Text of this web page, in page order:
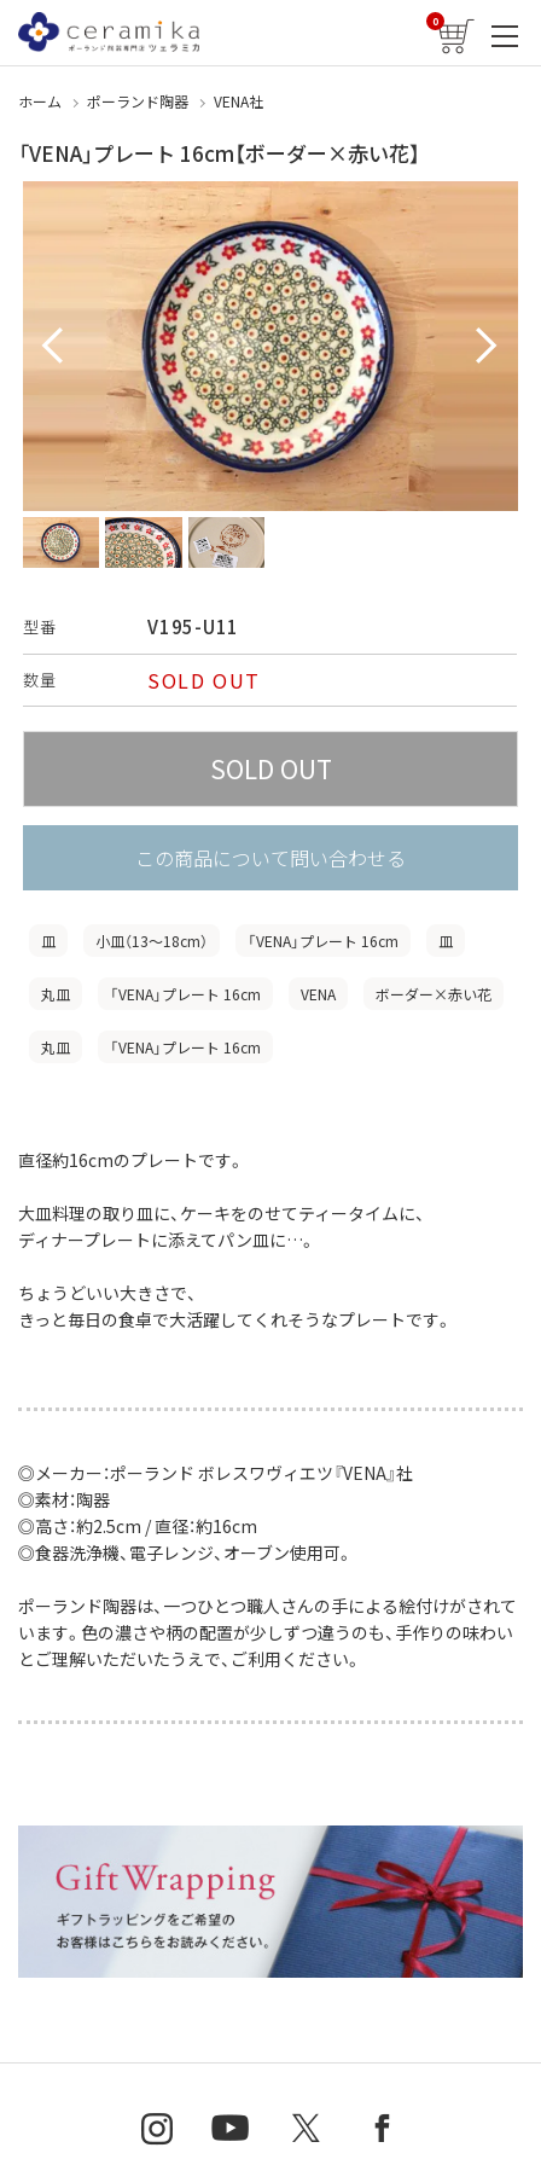
0
ホーム ポーランド陶器 VENA社
「VENA」プレート 16cm【ボーダー×赤い花】
型番 V195-U11
数量 SOLD OUT
この商品について問い合わせる
皿 小皿（13〜18cm） 「VENA」プレート 16cm 皿
丸皿 「VENA」プレート 16cm VENA ボーダー×赤い花
丸皿 「VENA」プレート 16cm
直径約16cmのプレートです。
大皿料理の取り皿に、ケーキをのせてティータイムに、
ディナープレートに添えてパン皿に…。
ちょうどいい大きさで、
きっと毎日の食卓で大活躍してくれそうなプレートです。
◎メーカー：ポーランド ボレスワヴィエツ『VENA』社
◎素材：陶器
◎高さ：約2.5cm / 直径：約16cm
◎食器洗浄機、電子レンジ、オーブン使用可。
ポーランド陶器は、一つひとつ職人さんの手による絵付けがされて
います。色の濃さや柄の配置が少しずつ違うのも、手作りの味わい
とご理解いただいたうえで、ご利用ください。